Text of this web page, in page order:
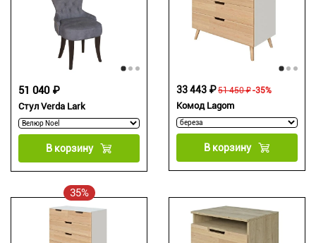
Стул Verda Lark
51 040 ₽
В корзину
Комод Lagom
51 450 ₽
33 443 ₽ -35%
В корзину
35%